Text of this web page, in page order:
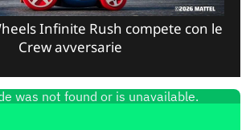
Infinite Rush compete con le
Crew avversarie